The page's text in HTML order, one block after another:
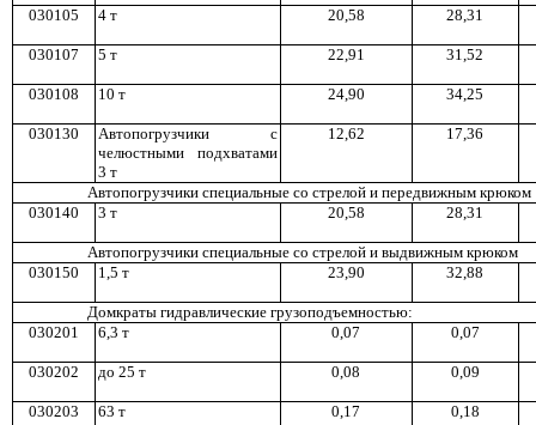
030105 4 т 20,58 28,31
030107 5 т 22,91 31,52
030108 10 т 24,90 34,25
030130
Автопогрузчики с
челюстными подхватами
3 т
1 2,62 17,36
Автопогрузчики специальные со стрелой и передвижным крюком
030140
3 т 20,58 28,31
Автопогрузчики специальные со стрелой и выдвижным крюком
030150
1,5 т 23,90 32,88
Домкраты гидравлические грузоподъемностью:
030201
6,3 т 0,07 0,07
030202 до 25 т 0,08 0,09
030203 63 т 0,17 0,1 8